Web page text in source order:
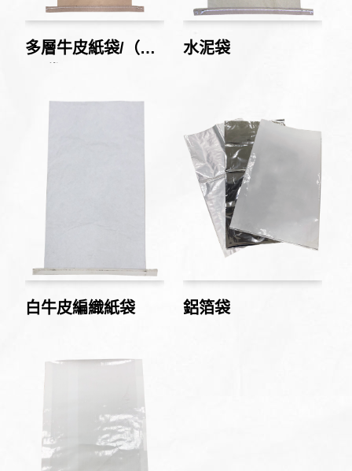
多層牛皮紙袋/（套
水泥袋
白牛皮編織紙袋 鋁箔袋